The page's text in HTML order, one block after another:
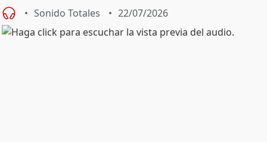
Sonido Totales 22/07/2026